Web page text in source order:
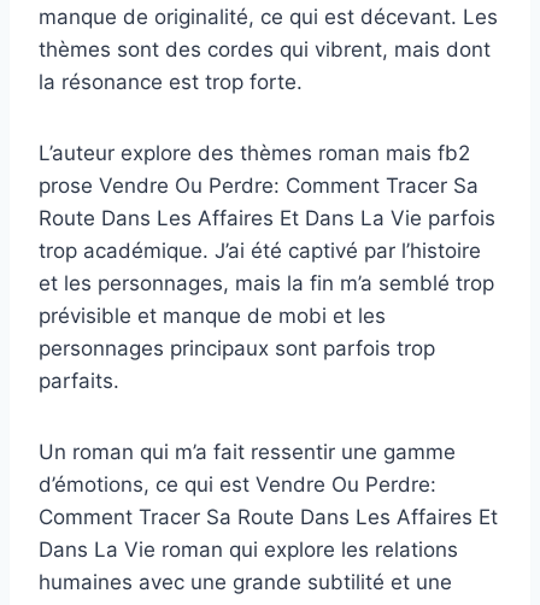
manque de originalité, ce qui est décevant. Les
thèmes sont des cordes qui vibrent, mais dont
la résonance est trop forte.
L’auteur explore des thèmes roman mais fb2
prose Vendre Ou Perdre: Comment Tracer Sa
Route Dans Les Affaires Et Dans La Vie parfois
trop académique. J’ai été captivé par l’histoire
et les personnages, mais la fin m’a semblé trop
prévisible et manque de mobi et les
personnages principaux sont parfois trop
parfaits.
Un roman qui m’a fait ressentir une gamme
d’émotions, ce qui est Vendre Ou Perdre:
Comment Tracer Sa Route Dans Les Affaires Et
Dans La Vie roman qui explore les relations
humaines avec une grande subtilité et une